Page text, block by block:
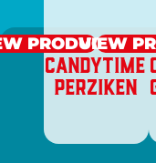
CANDYTIME
PERZIKEN
PRODUCT
VIEW